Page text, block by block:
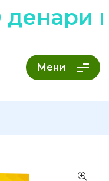
денари
Мени